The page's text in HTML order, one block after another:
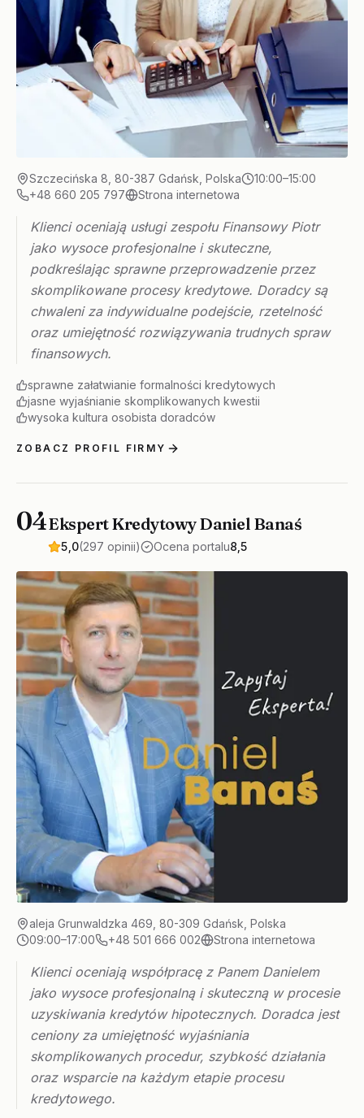
Szczecińska 8, 80-387 Gdańsk, Polska
10:00–15:00
+48 660 205 797
Strona internetowa
Klienci oceniają usługi zespołu Finansowy Piotr
jako wysoce profesjonalne i skuteczne,
podkreślając sprawne przeprowadzenie przez
skomplikowane procesy kredytowe. Doradcy są
chwaleni za indywidualne podejście, rzetelność
oraz umiejętność rozwiązywania trudnych spraw
finansowych.
sprawne załatwianie formalności kredytowych
jasne wyjaśnianie skomplikowanych kwestii
wysoka kultura osobista doradców
ZOBACZ PROFIL FIRMY
04Ekspert Kredytowy Daniel Banaś
5,0(297 opinii) Ocena portalu8,5
aleja Grunwaldzka 469, 80-309 Gdańsk, Polska
09:00–17:00
+48 501 666 002 Strona internetowa
Klienci oceniają współpracę z Panem Danielem
jako wysoce profesjonalną i skuteczną w procesie
uzyskiwania kredytów hipotecznych. Doradca jest
ceniony za umiejętność wyjaśniania
skomplikowanych procedur, szybkość działania
oraz wsparcie na każdym etapie procesu
kredytowego.